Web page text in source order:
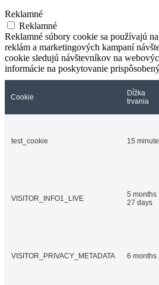
Reklamné
Reklamné
Reklamné súbory cookie sa používajú
reklám a marketingových kampaní
cookie sledujú návštevníkov na
informácie na poskytovanie
Cookie
Dĺžka
trvania
test_cookie 15
VISITOR_INFO1_LIVE
5 months
27 days
VISITOR_PRIVACY_METADATA 6 months